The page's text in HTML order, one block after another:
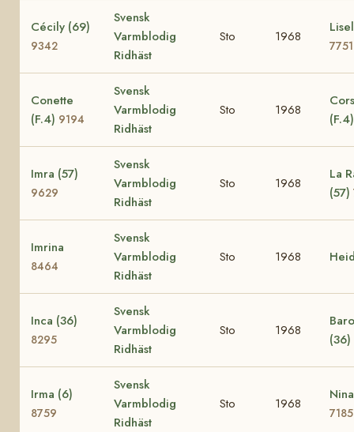
Cécily (69)
9342
Svensk
Varmblodig
Ridhäst
Sto 1968
7751
Conette
(F.4) 9194
Svensk
Varmblodig
Ridhäst
Sto 1968
Imra (57)
9629
Svensk
Varmblodig
Ridhäst
Sto 1968
La
(57)
Imrina
8464
Svensk
Varmblodig
Ridhäst
Sto 1968
Inca (36)
8295
Svensk
Varmblodig
Ridhäst
Sto 1968
(36)
Irma (6)
8759
Svensk
Varmblodig
Ridhäst
Sto 1968
7185